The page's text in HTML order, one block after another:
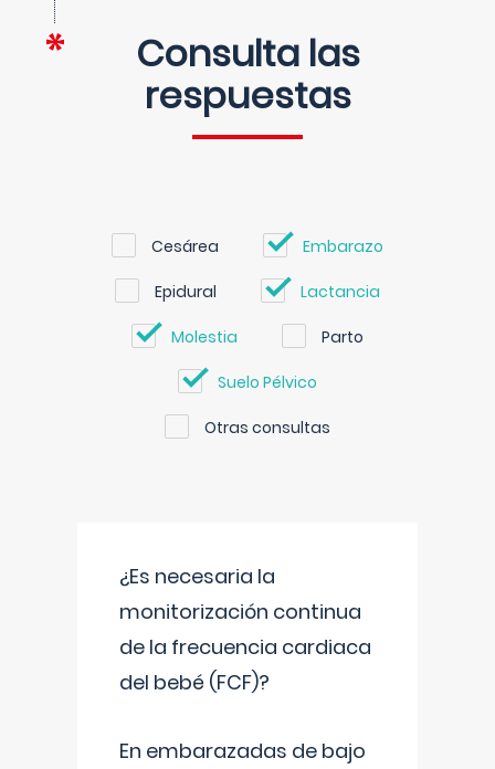
Consulta las
respuestas
Cesárea Embarazo
Epidural Lactancia
Molestia Parto
Suelo Pélvico
Otras consultas
¿Es necesaria la
monitorización continua
de la frecuencia cardiaca
del bebé (FCF)?
En embarazadas de bajo